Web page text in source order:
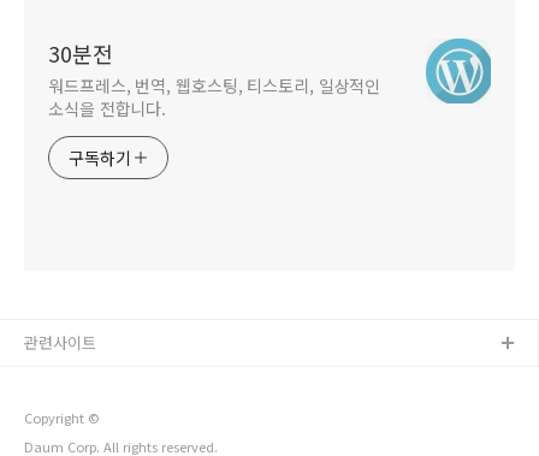
30분전
워드프레스, 번역, 웹호스팅, 티스토리, 일상적인
소식을 전합니다.
구독하기
Copyright ©
Daum Corp. All rights reserved.
관련사이트